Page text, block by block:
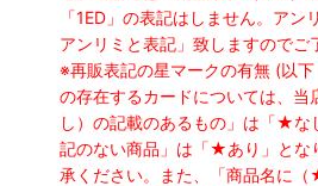
「1ED」の表記はしません。アン
アンリミと表記」致しますのでご
※再販表記の星マークの有無 (以
の存在するカードについては、
し）の記載のあるもの」は「★な
記のない商品」は「★あり」とな
承ください。また、「商品名に